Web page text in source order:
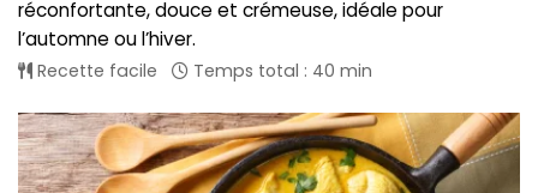
réconfortante, douce et crémeuse, idéale pour
l’automne ou l’hiver.
Recette facile Temps total : 40 min